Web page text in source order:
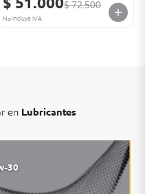
$ 72.500
No incluye IVA
en Lubricantes
30